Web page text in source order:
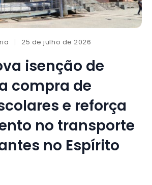
25 de julho de 2026
isenção de
compra de
e reforça
no transporte
no Espírito